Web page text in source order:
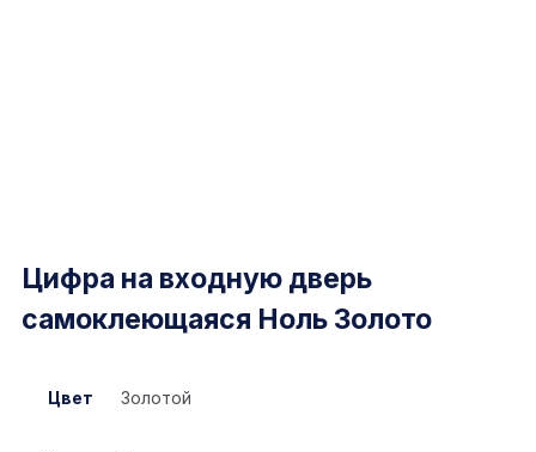
Цифра на входную дверь
самоклеющаяся Ноль Золото
Цвет Золотой